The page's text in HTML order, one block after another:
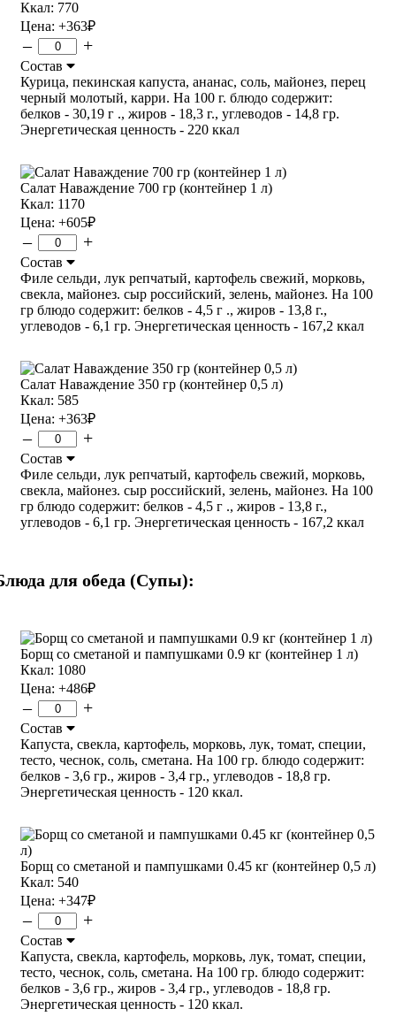
Ккал: 770
Цена: +363₽
– +
Состав
Курица, пекинская капуста, ананас, соль, майонез, перец
черный молотый, карри. На 100 г. блюдо содержит:
белков - 30,19 г ., жиров - 18,3 г., углеводов - 14,8 гр.
Энергетическая ценность - 220 ккал
Салат Наваждение 700 гр (контейнер 1 л)
Ккал: 1170
Цена: +605₽
– +
Состав
Филе сельди, лук репчатый, картофель свежий, морковь,
свекла, майонез. сыр российский, зелень, майонез. На 100
гр блюдо содержит: белков - 4,5 г ., жиров - 13,8 г.,
углеводов - 6,1 гр. Энергетическая ценность - 167,2 ккал
Салат Наваждение 350 гр (контейнер 0,5 л)
Ккал: 585
Цена: +363₽
– +
Состав
Филе сельди, лук репчатый, картофель свежий, морковь,
свекла, майонез. сыр российский, зелень, майонез. На 100
гр блюдо содержит: белков - 4,5 г ., жиров - 13,8 г.,
углеводов - 6,1 гр. Энергетическая ценность - 167,2 ккал
для обеда (Супы):
Борщ со сметаной и пампушками 0.9 кг (контейнер 1 л)
Ккал: 1080
Цена: +486₽
– +
Состав
Капуста, свекла, картофель, морковь, лук, томат, специи,
тесто, чеснок, соль, сметана. На 100 гр. блюдо содержит:
белков - 3,6 гр., жиров - 3,4 гр., углеводов - 18,8 гр.
Энергетическая ценность - 120 ккал.
Борщ со сметаной и пампушками 0.45 кг (контейнер 0,5 л)
Ккал: 540
Цена: +347₽
– +
Состав
Капуста, свекла, картофель, морковь, лук, томат, специи,
тесто, чеснок, соль, сметана. На 100 гр. блюдо содержит:
белков - 3,6 гр., жиров - 3,4 гр., углеводов - 18,8 гр.
Энергетическая ценность - 120 ккал.